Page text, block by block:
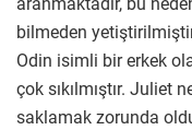
bilmeden
Odin isimli bir erkek
çok sıkılmıştır. Juliet
saklamak zorunda